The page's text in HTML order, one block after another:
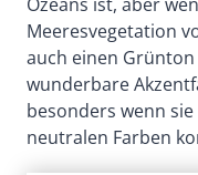
Meeresvegetation
auch einen
wunderbare
besonders wenn
neutralen Farben